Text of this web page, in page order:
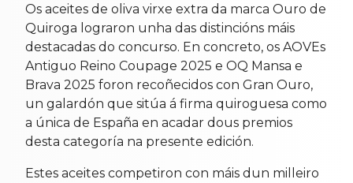
Os aceites de oliva virxe extra da marca Ouro de
Quiroga lograron unha das distincións máis
destacadas do concurso. En concreto, os AOVEs
Antiguo Reino Coupage 2025 e OQ Mansa e
Brava 2025 foron recoñecidos con Gran Ouro,
un galardón que sitúa á firma quiroguesa como
a única de España en acadar dous premios
desta categoría na presente edición.
Estes aceites competiron con máis dun milleiro